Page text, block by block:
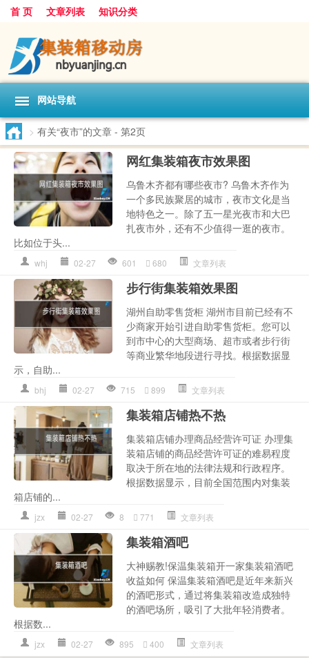
首 页 文章列表 知识分类
网站导航
> 有关“夜市”的文章 - 第2页
网红集装箱夜市效果图
乌鲁木齐都有哪些夜市? 乌鲁木齐作为
一个多民族聚居的城市，夜市文化是当
地特色之一。除了五一星光夜市和大巴
扎夜市外，还有不少值得一逛的夜市。
比如位于头...
whj 02-27 601 680 文章列表
步行街集装箱效果图
湖州自助零售货柜 湖州市目前已经有不
少商家开始引进自助零售货柜。您可以
到市中心的大型商场、超市或者步行街
等商业繁华地段进行寻找。根据数据显
示，自助...
bhj 02-27 715 899 文章列表
集装箱店铺热不热
集装箱店铺办理商品经营许可证 办理集
装箱店铺的商品经营许可证的难易程度
取决于所在地的法律法规和行政程序。
根据数据显示，目前全国范围内对集装
箱店铺的...
jzx 02-27 8 771 文章列表
集装箱酒吧
大神赐教!保温集装箱开一家集装箱酒吧
收益如何 保温集装箱酒吧是近年来新兴
的酒吧形式，通过将集装箱改造成独特
的酒吧场所，吸引了大批年轻消费者。
根据数...
jzx 02-27 895 400 文章列表